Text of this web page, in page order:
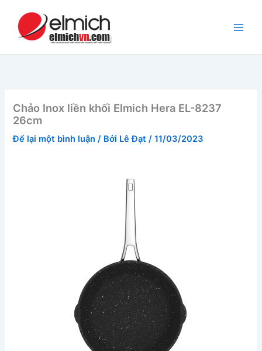
Chảo Inox liền khối Elmich Hera EL-8237
26cm
Để lại một bình luận / Bởi Lê Đạt/11/03/2023